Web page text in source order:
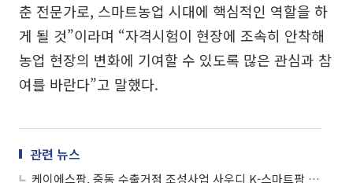
춘 전문가로, 스마트농업 시대에 핵심적인 역할을 하
게 될 것”이라며 “자격시험이 현장에 조속히 안착해
농업 현장의 변화에 기여할 수 있도록 많은 관심과 참
여를 바란다”고 말했다.
관련 뉴스
케이에스팜, 중동 수출거점 조성사업 사우디 K-스마트팜 시범온실 착공